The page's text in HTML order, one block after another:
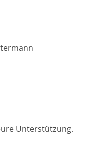
Unterstützung.